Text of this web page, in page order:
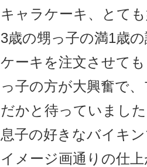
キャラケーキ、とて
3歳の甥っ子の満1歳
ケーキを注文させて
っ子の方が大興奮で
だかと待っていまし
息子の好きなバイキ
イメージ画通りの仕